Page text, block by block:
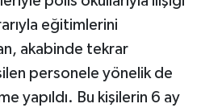
eğitimlerini
akabinde tekrar
personele yönelik de
yapıldı. Bu kişilerin 6 ay